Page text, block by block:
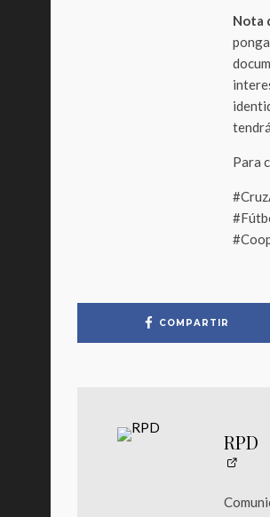
Nota
Para
COMPARTIR
RPD